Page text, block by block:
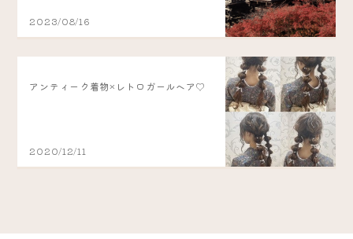
2023/08/16
アンティーク着物×レトロガールヘア♡
2020/12/11